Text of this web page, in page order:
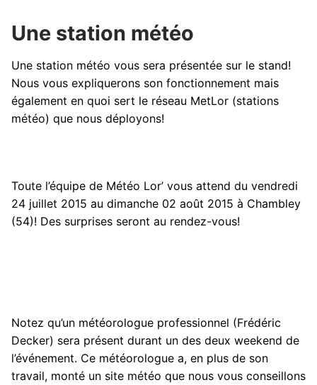
Une station météo
Une station météo vous sera présentée sur le stand!
Nous vous expliquerons son fonctionnement mais
également en quoi sert le réseau MetLor (stations
météo) que nous déployons!
Toute l’équipe de Météo Lor’ vous attend du vendredi
24 juillet 2015 au dimanche 02 août 2015 à Chambley
(54)! Des surprises seront au rendez-vous!
Notez qu’un météorologue professionnel (Frédéric
Decker) sera présent durant un des deux weekend de
l’événement. Ce météorologue a, en plus de son
travail, monté un site météo que nous vous conseillons